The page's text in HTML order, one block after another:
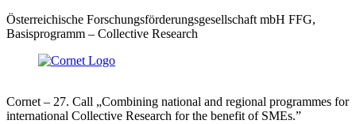
Österreichische Forschungsförderungsgesellschaft mbH FFG,
Basisprogramm – Collective Research
Cornet – 27. Call „Combining national and regional programmes for
international Collective Research for the benefit of SMEs.”